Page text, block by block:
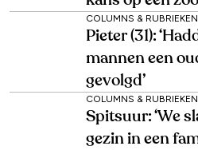
COLUMNS & RUBRIEKEN
Pieter (31):
mannen een
gevolgd’
COLUMNS & RUBRIEKEN
Spitsuur: ‘We
gezin in een